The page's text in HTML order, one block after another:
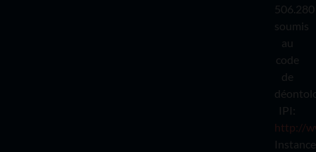
506.280
soumis
au
code
de
IPI:
http://
Instance